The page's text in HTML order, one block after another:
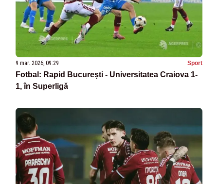
9 mar. 2026, 09:29 Sport
Fotbal: Rapid București - Universitatea Craiova 1-
1, în Superligă